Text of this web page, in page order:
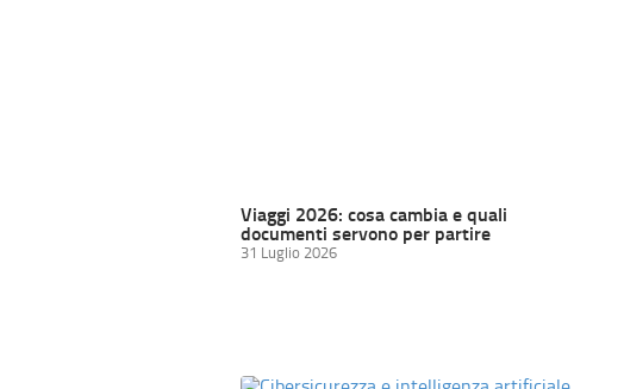
Viaggi 2026: cosa cambia e quali
documenti servono per partire
31 Luglio 2026